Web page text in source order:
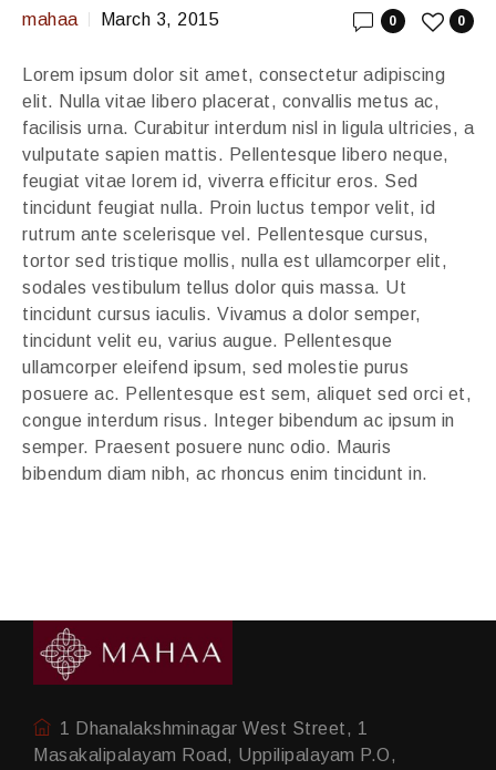
mahaa March 3, 2015 0
0
Lorem ipsum dolor sit amet, consectetur adipiscing
elit. Nulla vitae libero placerat, convallis metus ac,
facilisis urna. Curabitur interdum nisl in ligula ultricies, a
vulputate sapien mattis. Pellentesque libero neque,
feugiat vitae lorem id, viverra efficitur eros. Sed
tincidunt feugiat nulla. Proin luctus tempor velit, id
rutrum ante scelerisque vel. Pellentesque cursus,
tortor sed tristique mollis, nulla est ullamcorper elit,
sodales vestibulum tellus dolor quis massa. Ut
tincidunt cursus iaculis. Vivamus a dolor semper,
tincidunt velit eu, varius augue. Pellentesque
ullamcorper eleifend ipsum, sed molestie purus
posuere ac. Pellentesque est sem, aliquet sed orci et,
congue interdum risus. Integer bibendum ac ipsum in
semper. Praesent posuere nunc odio. Mauris
bibendum diam nibh, ac rhoncus enim tincidunt in.
1 Dhanalakshminagar West Street, 1
Masakalipalayam Road, Uppilipalayam P.O,